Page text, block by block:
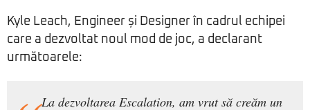
Kyle Leach, Engineer și Designer în cadrul echipei
care a dezvoltat noul mod de joc, a declarant
următoarele:
La dezvoltarea Escalation, am vrut să creăm un